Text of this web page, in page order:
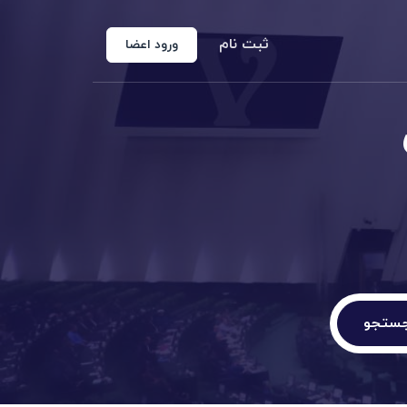
الخروجی
و طلاق
ثبت نام ورود اعضا